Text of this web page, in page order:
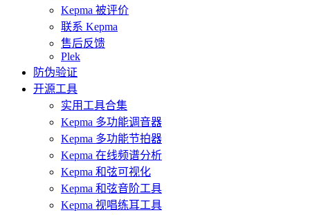
Kepma 被评价
联系 Kepma
售后反馈
Plek
防伪验证
开源工具
实用工具合集
Kepma 多功能调音器
Kepma 多功能节拍器
Kepma 在线频谱分析
Kepma 和弦可视化
Kepma 和弦音阶工具
Kepma 视唱练耳工具